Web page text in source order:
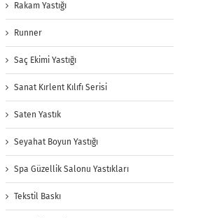
Rakam Yastığı
Runner
Saç Ekimi Yastığı
Sanat Kırlent Kılıfı Serisi
Saten Yastık
Seyahat Boyun Yastığı
Spa Güzellik Salonu Yastıkları
Tekstil Baskı